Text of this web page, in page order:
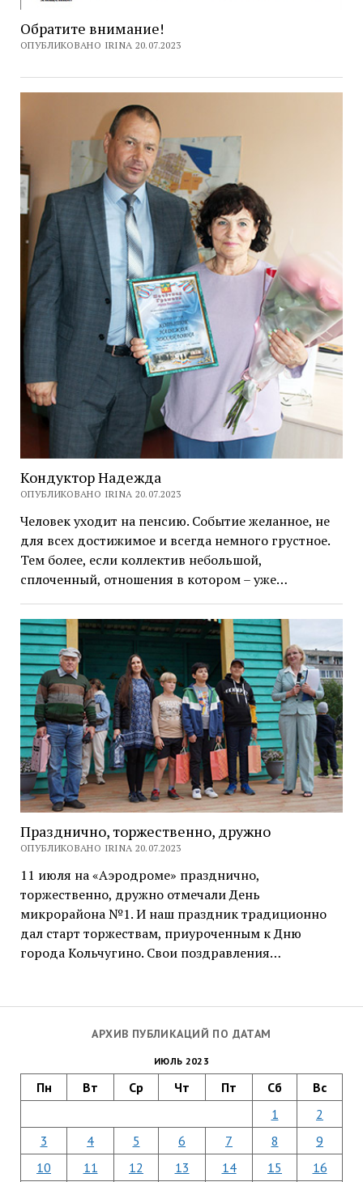
АРХИВ ПУБЛИКАЦИЙ ПО ДАТАМ
ИЮЛЬ 2023
Пн Вт Ср Чт Пт Сб Вс
1
2
3
4 5 6 7 8
9
10
11 12 13 14 15
16
Обратите внимание!
ОПУБЛИКОВАНО IRINA 20.07.2023
Кондуктор Надежда
ОПУБЛИКОВАНО IRINA 20.07.2023
Человек уходит на пенсию. Событие желанное, не
для всех достижимое и всегда немного грустное.
Тем более, если коллектив небольшой,
сплоченный, отношения в котором – уже…
Празднично, торжественно, дружно
ОПУБЛИКОВАНО IRINA 20.07.2023
11 июля на «Аэродроме» празднично,
торжественно, дружно отмечали День
микрорайона №1. И наш праздник традиционно
дал старт торжествам, приуроченным к Дню
города Кольчугино. Свои поздравления…